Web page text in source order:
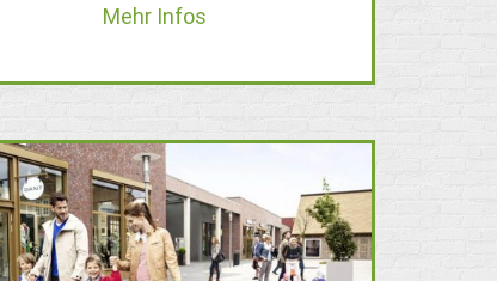
Mehr Infos